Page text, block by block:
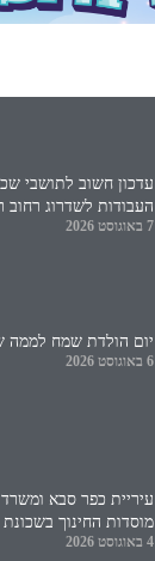
עדכון חשוב לתושבי
העבודות לשדרוג רחוב
7 באוגוסט 2026
יום הולדת שמח לממה
6 באוגוסט 2026
עיריית כפר סבא
מוסדות החינוך
4 באוגוסט 2026